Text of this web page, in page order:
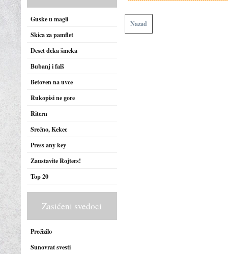
Nazad
Guske u magli
Skica za pamflet
Deset deka šmeka
Bubanj i falš
Betoven na uvce
Rukopisi ne gore
Ritern
Srećno, Kekec
Press any key
Zaustavite Rojters!
Top 20
Zasićeni svedoci
Prećizilo
Sunovrat svesti